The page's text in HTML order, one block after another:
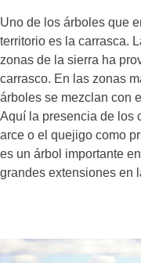
Uno de los árboles que
territorio es la carrasca.
zonas de la sierra ha
carrasco. En las zonas
árboles se mezclan con
Aquí la presencia de los
arce o el quejigo como
es un árbol importante
grandes extensiones en